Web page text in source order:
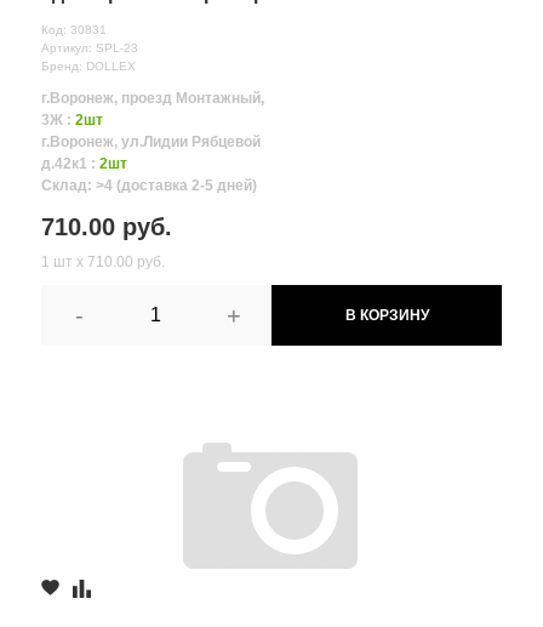
Код: 30831
Артикул: SPL-23
Бренд: DOLLEX
г.Воронеж, проезд Монтажный,
3Ж : 2шт
г.Воронеж, ул.Лидии Рябцевой
д.42к1 : 2шт
Склад: >4 (доставка 2-5 дней)
710.00 руб.
1 шт х 710.00 руб.
- + В КОРЗИНУ